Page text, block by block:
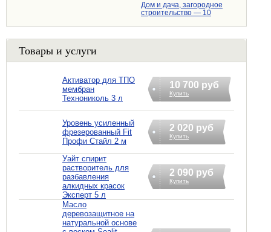
Дом и дача, загородное
строительство — 10
Товары и услуги
Активатор для ТПО
мембран
Технониколь 3 л
10 700 руб
Купить
Уровень усиленный
фрезерованный Fit
Профи Стайл 2 м
2 020 руб
Купить
Уайт спирит
растворитель для
разбавления
алкидных красок
Эксперт 5 л
2 090 руб
Купить
Масло
деревозащитное на
натуральной основе